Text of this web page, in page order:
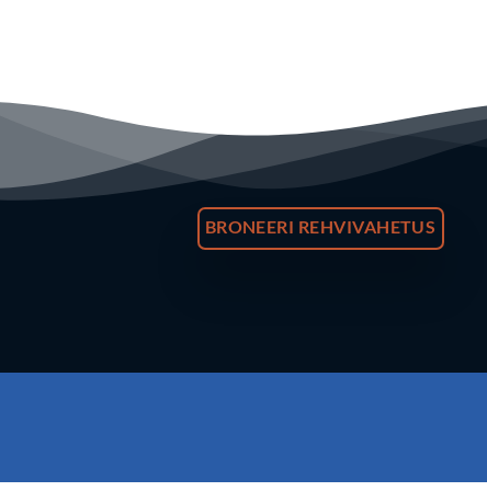
BRONEERI REHVIVAHETUS